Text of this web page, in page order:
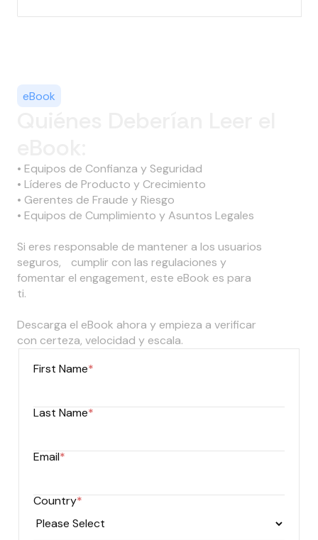
eBook
• Equipos de Confianza y Seguridad
• Líderes de Producto y Crecimiento
• Gerentes de Fraude y Riesgo
• Equipos de Cumplimiento y Asuntos Legales
Si eres responsable de mantener a los usuarios
seguros, cumplir con las regulaciones y
fomentar el engagement, este eBook es para
ti.
Descarga el eBook ahora y empieza a verificar
con certeza, velocidad y escala.
First Name*
Last Name*
Email*
Country*